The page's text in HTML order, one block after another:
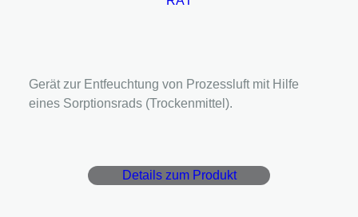
Gerät zur Entfeuchtung von Prozessluft mit Hilfe
eines Sorptionsrads (Trockenmittel).
Details zum Produkt